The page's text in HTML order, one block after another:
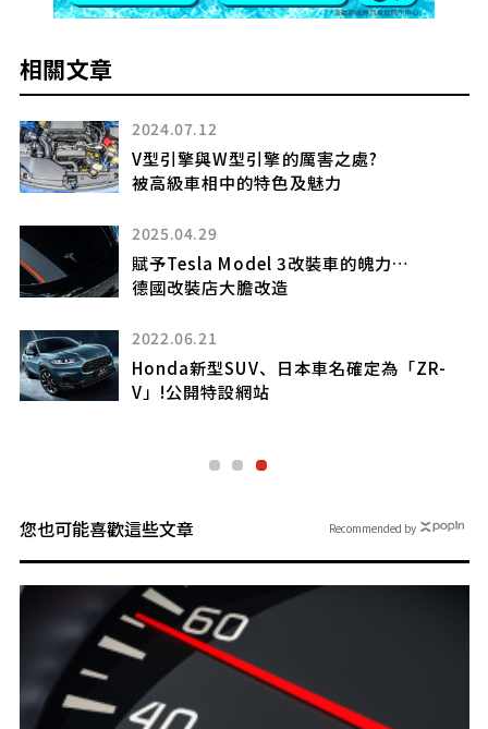
相關文章
2024.07.12
V型引擎與W型引擎的厲害之處?
被高級車相中的特色及魅力
2025.04.29
賦予Tesla Model 3改裝車的魄力…
德國改裝店大膽改造
2022.06.21
Honda新型SUV、日本車名確定為「ZR-
V」!公開特設網站
您也可能喜歡這些文章 Recommended by